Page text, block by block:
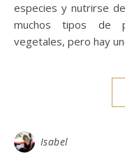
especies y nutrirse
muchos tipos de
vegetales, pero hay
Isabel